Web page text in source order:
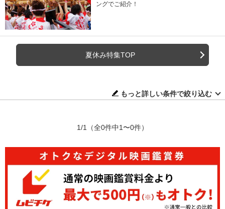
ングでご紹介！
夏休み特集TOP
もっと詳しい条件で絞り込む
1/1 （全0件中1〜0件）